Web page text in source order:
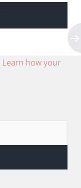
Learn how your